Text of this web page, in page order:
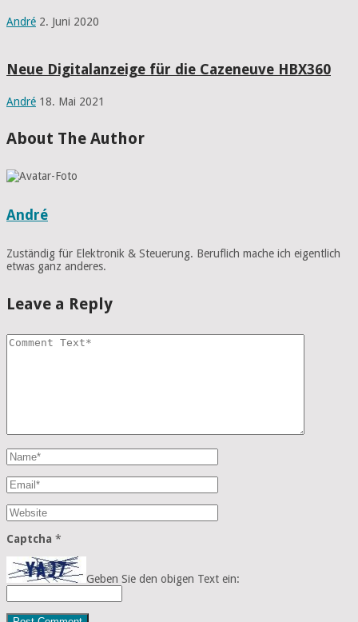
André 2. Juni 2020
Neue Digitalanzeige für die Cazeneuve HBX360
André 18. Mai 2021
About The Author
André
Zuständig für Elektronik & Steuerung. Beruflich mache ich eigentlich
etwas ganz anderes.
Leave a Reply
Captcha *
Geben Sie den obigen Text ein: